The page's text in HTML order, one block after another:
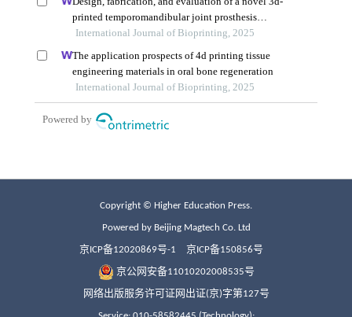
Copyright © Higher Education Press.
Powered by Beijing Magtech Co. Ltd
京ICP备12020869号-1 京ICP备150856号
京公网安备11010202008535号
网络出版服务许可证网出证(京)字第127号